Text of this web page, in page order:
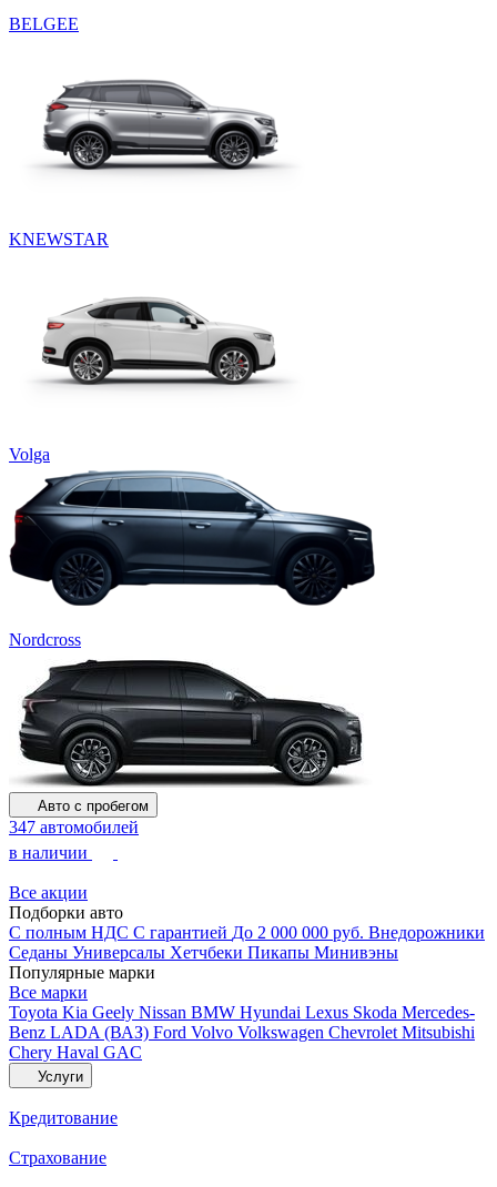
BELGEE
KNEWSTAR
Volga
Nordcross
Авто с пробегом
347 автомобилей
в наличии
Все акции
Подборки авто
С полным НДС С гарантией До 2 000 000 руб. Внедорожники
Седаны Универсалы Хетчбеки Пикапы Минивэны
Популярные марки
Все марки
Toyota Kia Geely Nissan BMW Hyundai Lexus Skoda Mercedes-
Benz LADA (ВАЗ) Ford Volvo Volkswagen Chevrolet Mitsubishi
Chery Haval GAC
Услуги
Кредитование
Страхование